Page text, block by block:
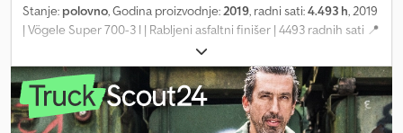
Stanje: polovno, Godina proizvodnje:2019, radni sati:4.493 h, 2019
| Vögele Super 700-3 I | Rabljeni asfaltni finišer | 4493 radnih sati 📍
Lokacija: Francuska 🚛 Dostava je moguća do vaše lokacije –
koristite naš kalkulator troškova transporta za procenu cene! 💰
Kupite sada za 57.000 EUR ili uputite ponudu. Platite pri isporuci
uz pristupačnu naknadu (podložno odobrenju)* 👷‍♂️ Pregledao
nezavisni stručnjak 56 kontrolnih tačaka, 55 odobreno ✅, 1 sa